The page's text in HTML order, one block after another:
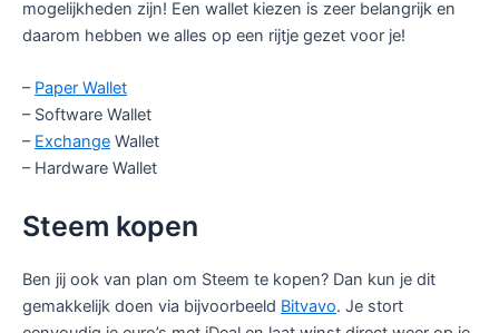
mogelijkheden zijn! Een wallet kiezen is zeer belangrijk en
daarom hebben we alles op een rijtje gezet voor je!
– Paper Wallet
– Software Wallet
– Exchange Wallet
– Hardware Wallet
Steem kopen
Ben jij ook van plan om Steem te kopen? Dan kun je dit
gemakkelijk doen via bijvoorbeeld Bitvavo. Je stort